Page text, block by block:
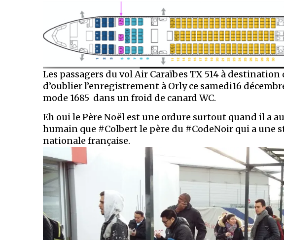
Les passagers du vol Air Caraïbes TX 514 à
d’oublier l’enregistrement à Orly ce samedi16
mode 1685 dans un froid de canard WC.
Eh oui le Père Noël est une ordure surtout quand il a
humain que #Colbert le père du #CodeNoir qui a une
nationale française.